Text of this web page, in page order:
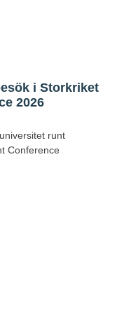
i Storkriket
2026
runt
Conference